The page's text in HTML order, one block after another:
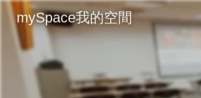
mySpace我的空間